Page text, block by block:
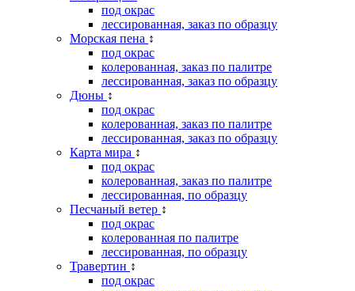
под окрас
лессированная, заказ по образцу
Морская пена ↕
под окрас
колерованная, заказ по палитре
лессированная, заказ по образцу
Дюны ↕
под окрас
колерованная, заказ по палитре
лессированная, заказ по образцу
Карта мира ↕
под окрас
колерованная, заказ по палитре
лессированная, по образцу
Песчаный ветер ↕
под окрас
колерованная по палитре
лессированная, по образцу
Травертин ↕
под окрас